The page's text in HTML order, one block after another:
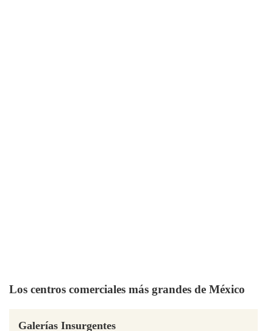
Los centros comerciales más grandes de México
Galerías Insurgentes